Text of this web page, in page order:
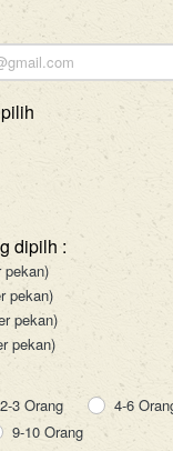
dipilh :
pekan)
pekan)
pekan)
pekan)
2-3 Orang
4-6
9-10 Orang